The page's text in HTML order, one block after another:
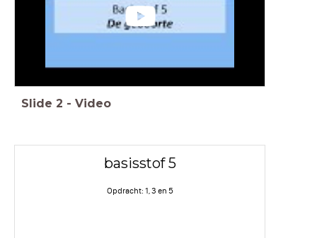
Slide 2 - Video
basisstof 5
Opdracht: 1, 3 en 5